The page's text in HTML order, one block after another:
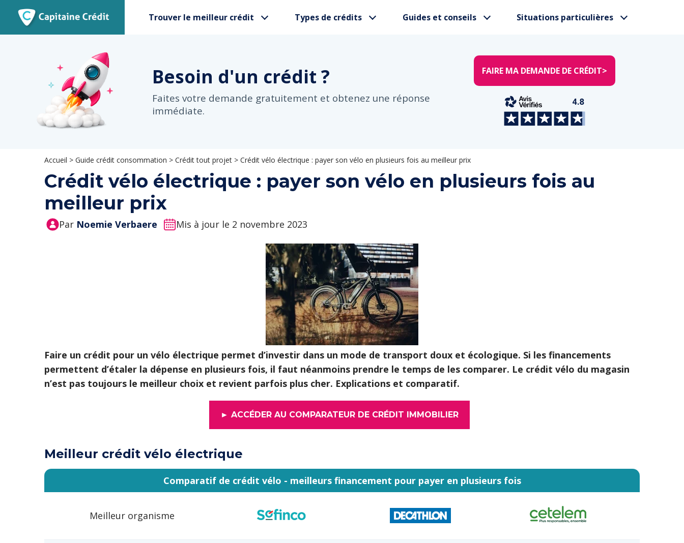
Trouver le meilleur crédit Types de crédits Guides et conseils Situations particulières
Besoin d'un crédit ?
Faites votre demande gratuitement et obtenez une réponse
immédiate.
FAIRE MA DEMANDE DE CRÉDIT>
Accueil > Guide crédit consommation > Crédit tout projet > Crédit vélo électrique : payer son vélo en plusieurs fois au meilleur prix
Crédit vélo électrique : payer son vélo en plusieurs fois au
meilleur prix
Par Noemie Verbaere Mis à jour le 2 novembre 2023
Faire un crédit pour un vélo électrique permet d’investir dans un mode de transport doux et écologique. Si les financements
permettent d’étaler la dépense en plusieurs fois, il faut néanmoins prendre le temps de les comparer. Le crédit vélo du magasin
n’est pas toujours le meilleur choix et revient parfois plus cher. Explications et comparatif.
► ACCÉDER AU COMPARATEUR DE CRÉDIT IMMOBILIER
Meilleur crédit vélo électrique
Comparatif de crédit vélo - meilleurs financement pour payer en plusieurs fois
Meilleur organisme